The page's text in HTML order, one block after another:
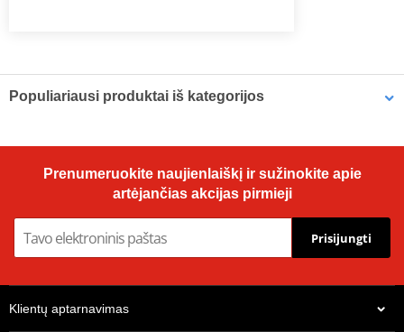
Populiariausi produktai iš kategorijos
STUFF 37 pcs
Prenumeruokite naujienlaiškį ir sužinokite apie
artėjančias akcijas pirmieji
Prisijungti
Klientų aptarnavimas